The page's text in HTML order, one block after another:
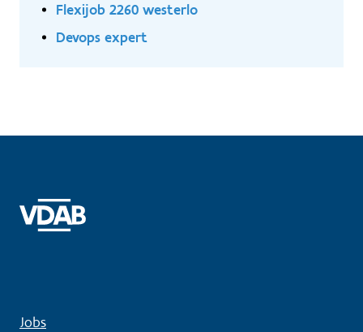
Flexijob 2260 westerlo
Devops expert
Jobs